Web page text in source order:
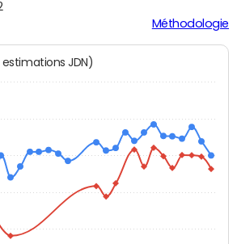
Méthodologie
: estimations JDN)